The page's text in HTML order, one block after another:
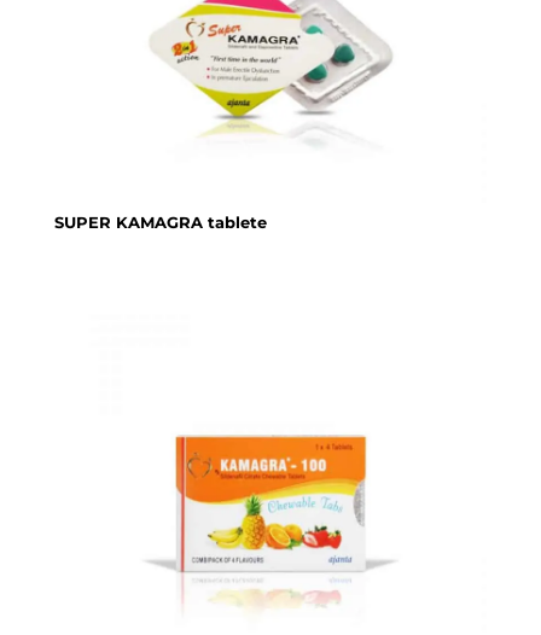
SUPER KAMAGRA tablete